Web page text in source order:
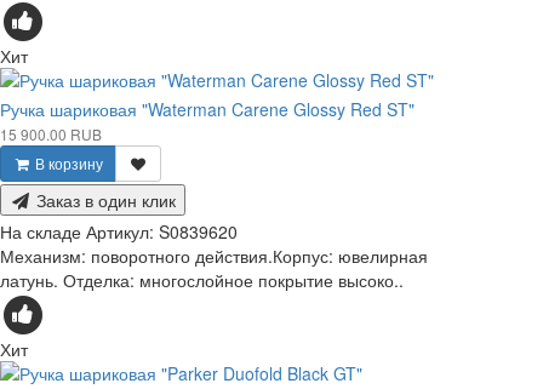
Хит
Ручка шариковая "Waterman Carene Glossy Red ST"
15 900.00 RUB
В корзину
Заказ в один клик
На складе Артикул: S0839620
Механизм: поворотного действия.Корпус: ювелирная
латунь. Отделка: многослойное покрытие высоко..
Хит